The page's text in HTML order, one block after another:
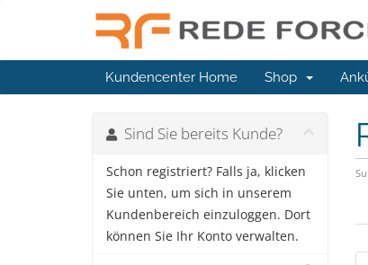
Kundencenter Home Shop
Sind Sie bereits Kunde?
Schon registriert? Falls ja, klicken
Sie unten, um sich in unserem
Kundenbereich einzuloggen. Dort
können Sie Ihr Konto verwalten.